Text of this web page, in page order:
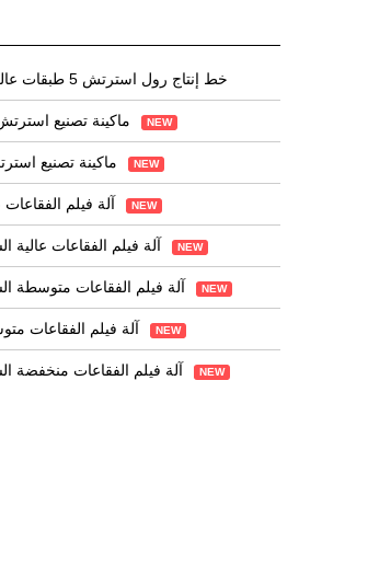
خط إنتاج رول استرتش 5 طبقات عالي السرعة للتغليف الشاق
NEW
NEW
NEW
NEW
NEW
NEW
NEW